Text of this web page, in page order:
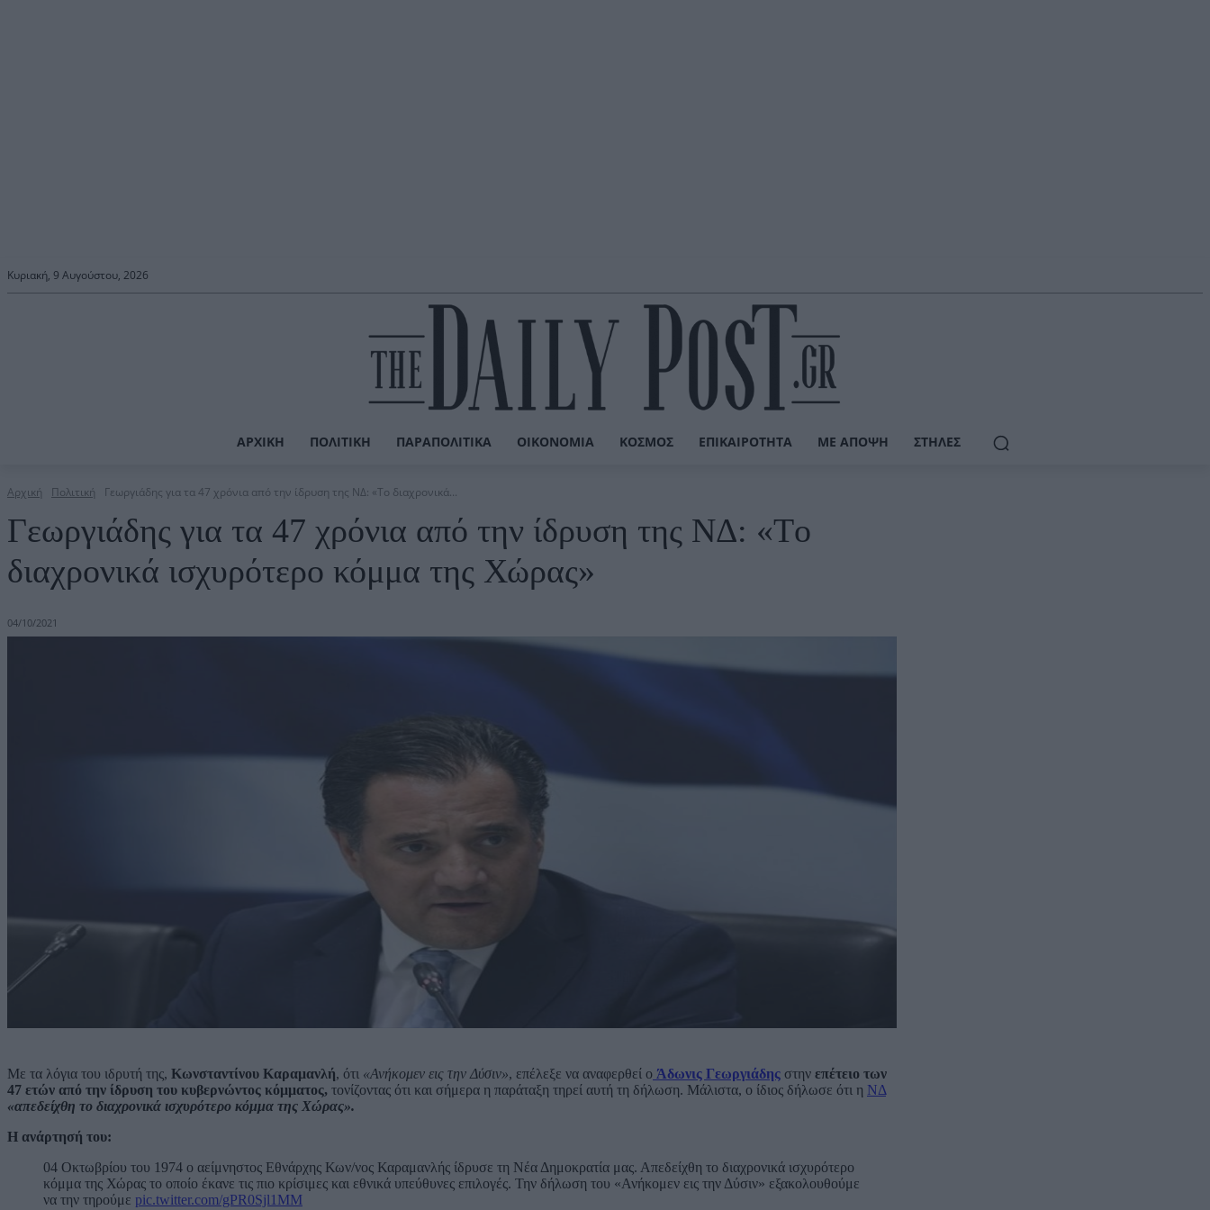
Κυριακή, 9 Αυγούστου, 2026
ΑΡΧΙΚΉ ΠΟΛΙΤΙΚΉ ΠΑΡΑΠΟΛΙΤΙΚΆ ΟΙΚΟΝΟΜΊΑ ΚΌΣΜΟΣ ΕΠΙΚΑΙΡΌΤΗΤΑ ΜΕ ΆΠΟΨΗ ΣΤΉΛΕΣ
Αρχική Πολιτική Γεωργιάδης για τα 47 χρόνια από την ίδρυση της ΝΔ: «Tο διαχρονικά...
Γεωργιάδης για τα 47 χρόνια από την ίδρυση της ΝΔ: «Tο
διαχρονικά ισχυρότερο κόμμα της Χώρας»
04/10/2021
Με τα λόγια του ιδρυτή της, Κωνσταντίνου Καραμανλή, ότι «Ανήκομεν εις την Δύσιν», επέλεξε να αναφερθεί ο Άδωνις Γεωργιάδης στην επέτειο των
47 ετών από την ίδρυση του κυβερνώντος κόμματος, τονίζοντας ότι και σήμερα η παράταξη τηρεί αυτή τη δήλωση. Μάλιστα, ο ίδιος δήλωσε ότι η ΝΔ
«απεδείχθη το διαχρονικά ισχυρότερο κόμμα της Χώρας».
Η ανάρτησή του:
04 Οκτωβρίου του 1974 ο αείμνηστος Εθνάρχης Κων/νος Καραμανλής ίδρυσε τη Νέα Δημοκρατία μας. Απεδείχθη το διαχρονικά ισχυρότερο
κόμμα της Χώρας το οποίο έκανε τις πιο κρίσιμες και εθνικά υπεύθυνες επιλογές. Την δήλωση του «Ανήκομεν εις την Δύσιν» εξακολουθούμε
να την τηρούμε pic.twitter.com/gPR0Sjl1MM